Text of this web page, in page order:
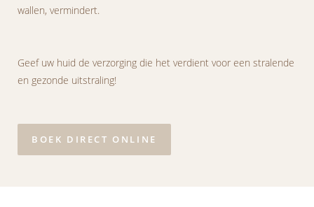
wallen, vermindert.
Geef uw huid de verzorging die het verdient voor een stralende
en gezonde uitstraling!
BOEK DIRECT ONLINE